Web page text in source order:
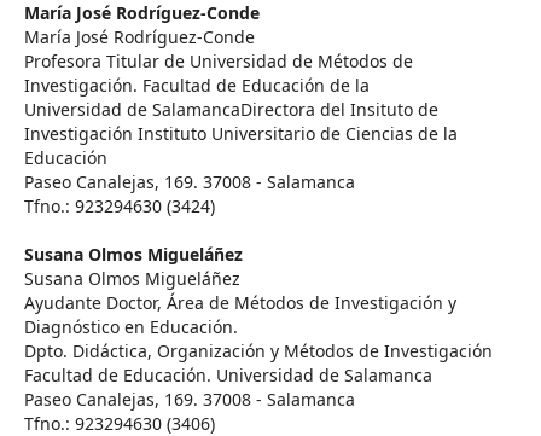
María José Rodríguez-Conde
María José Rodríguez-Conde
Profesora Titular de Universidad de Métodos de
Investigación. Facultad de Educación de la
Universidad de SalamancaDirectora del Insituto de
Investigación Instituto Universitario de Ciencias de la
Educación
Paseo Canalejas, 169. 37008 - Salamanca
Tfno.: 923294630 (3424)
Susana Olmos Migueláñez
Susana Olmos Migueláñez
Ayudante Doctor, Área de Métodos de Investigación y
Diagnóstico en Educación.
Dpto. Didáctica, Organización y Métodos de Investigación
Facultad de Educación. Universidad de Salamanca
Paseo Canalejas, 169. 37008 - Salamanca
Tfno.: 923294630 (3406)